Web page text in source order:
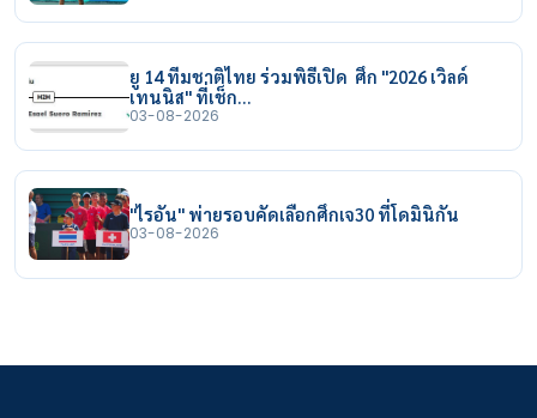
ยู 14 ทีมชาติไทย ร่วมพิธีเปิด ศึก "2026 เวิลด์
เทนนิส" ที่เช็ก…
03-08-2026
"ไรอัน" พ่ายรอบคัดเลือกศึกเจ30 ที่โดมินิกัน
03-08-2026